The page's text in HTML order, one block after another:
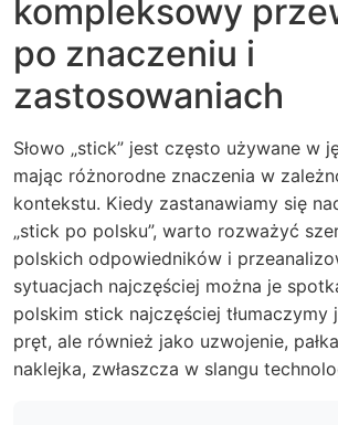
kompleksowy
po znaczeniu i
zastosowaniach
Słowo „stick” jest często używane w
mając różnorodne znaczenia w
kontekstu. Kiedy zastanawiamy się
„stick po polsku”, warto rozważyć
polskich odpowiedników i
sytuacjach najczęściej można je
polskim stick najczęściej tłumaczymy
pręt, ale również jako uzwojenie,
naklejka, zwłaszcza w slangu